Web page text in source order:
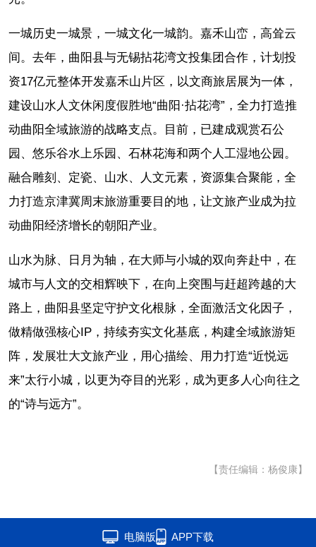
一城历史一城景，一城文化一城韵。嘉禾山峦，高耸云
间。去年，曲阳县与无锡拈花湾文投集团合作，计划投
资17亿元整体开发嘉禾山片区，以文商旅居展为一体，
建设山水人文休闲度假胜地“曲阳·拈花湾”，全力打造推
动曲阳全域旅游的战略支点。目前，已建成观赏石公
园、悠乐谷水上乐园、石林花海和两个人工湿地公园。
融合雕刻、定瓷、山水、人文元素，资源集合聚能，全
力打造京津冀周末旅游重要目的地，让文旅产业成为拉
动曲阳经济增长的朝阳产业。
山水为脉、日月为轴，在大师与小城的双向奔赴中，在
城市与人文的交相辉映下，在向上突围与赶超跨越的大
路上，曲阳县坚定守护文化根脉，全面激活文化因子，
做精做强核心IP，持续夯实文化基底，构建全域旅游矩
阵，发展壮大文旅产业，用心描绘、用力打造“近悦远
来”太行小城，以更为夺目的光彩，成为更多人心向往之
的“诗与远方”。
【责任编辑：杨俊康】
电脑版 APP下载